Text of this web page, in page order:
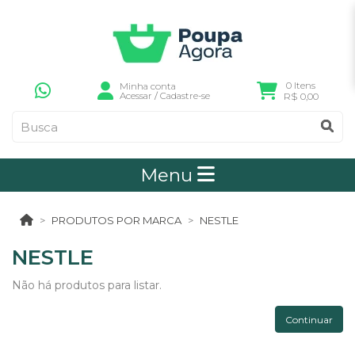
Minha conta
Acessar / Cadastre-se
0 Itens
R$ 0,00
Menu
PRODUTOS POR MARCA NESTLE
NESTLE
Não há produtos para listar.
Continuar